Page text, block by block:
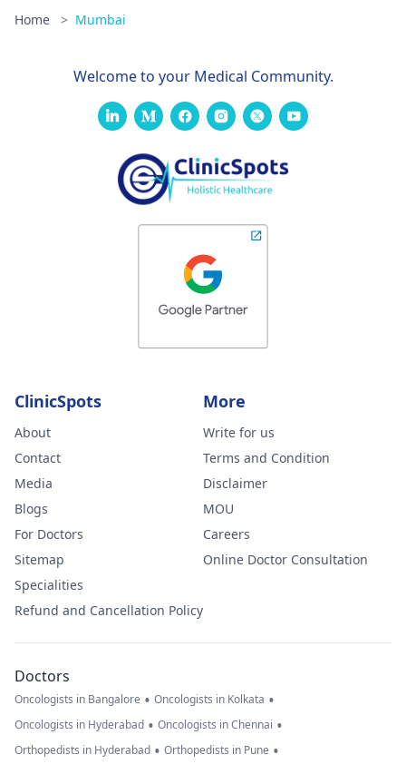
Home > Mumbai
Welcome to your Medical Community.
ClinicSpots
About
Contact
Media
Blogs
For Doctors
Sitemap
Specialities
Refund and Cancellation Policy
More
Write for us
Terms and Condition
Disclaimer
MOU
Careers
Online Doctor Consultation
Doctors
Oncologists in Bangalore • Oncologists in Kolkata •
Oncologists in Hyderabad • Oncologists in Chennai •
Orthopedists in Hyderabad • Orthopedists in Pune •